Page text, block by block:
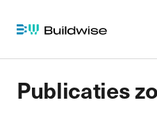
Publicaties